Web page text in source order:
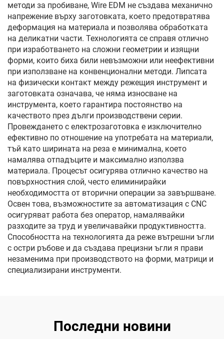
методи за пробиване, Wire EDM не създава механично
напрежение върху заготовката, което предотвратява
деформация на материала и позволява обработката
на деликатни части. Технологията се справя отлично
при изработването на сложни геометрии и изящни
форми, които биха били невъзможни или неефективни
при използване на конвенционални методи. Липсата
на физически контакт между режещия инструмент и
заготовката означава, че няма износване на
инструмента, което гарантира постоянство на
качеството през дълги производствени серии.
Провеждането с електрозаготовка е изключително
ефективно по отношение на употребата на материали,
тъй като ширината на реза е минимална, което
намалява отпадъците и максимално използва
материала. Процесът осигурява отлично качество на
повърхностния слой, често елиминирайки
необходимостта от вторични операции за завършване.
Освен това, възможностите за автоматизация с CNC
осигуряват работа без оператор, намалявайки
разходите за труд и увеличавайки продуктивността.
Способността на технологията да реже вътрешни ъгли
с остри ръбове и да създава прецизни ъгли я прави
незаменима при производството на форми, матрици и
специализирани инструменти.
Последни новини